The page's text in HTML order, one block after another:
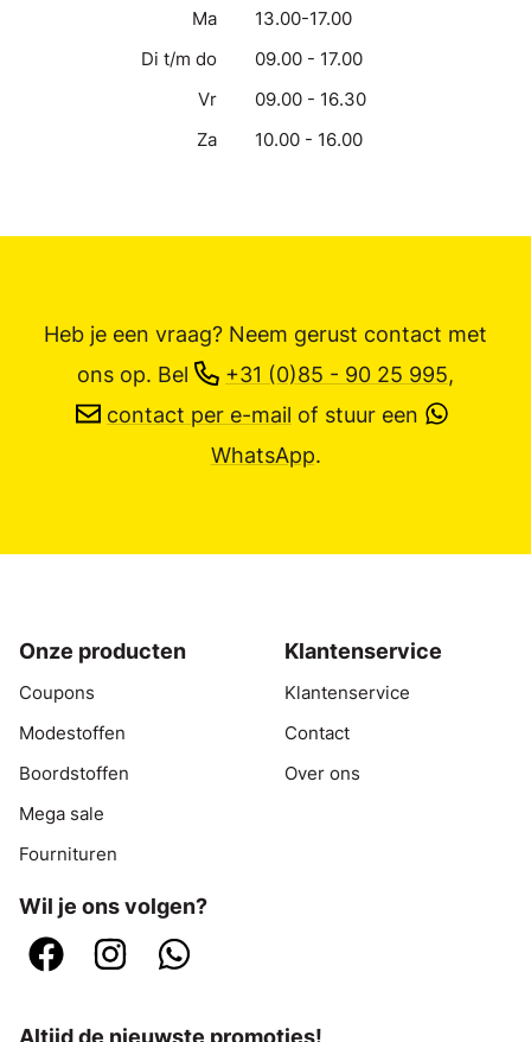
Ma
13.00-17.00
Di t/m do
09.00 - 17.00
Vr
09.00 - 16.30
Za
10.00 - 16.00
Heb je een vraag? Neem gerust contact met
ons op. Bel +31 (0)85 - 90 25 995,
contact per e-mail of stuur een
WhatsApp.
Onze producten
Coupons
Modestoffen
Boordstoffen
Mega sale
Fournituren
Klantenservice
Klantenservice
Contact
Over ons
Wil je ons volgen?
Altijd de nieuwste promoties!